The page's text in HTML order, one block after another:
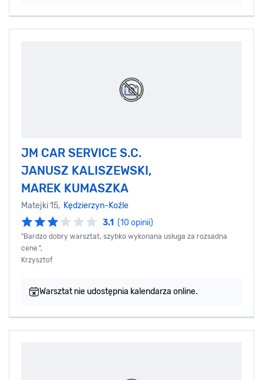
JM CAR SERVICE S.C.
JANUSZ KALISZEWSKI,
MAREK KUMASZKA
Matejki 15, Kędzierzyn-Koźle
3.1 (10 opinii)
"Bardzo dobry warsztat, szybko wykonana usługa za rozsadna
cene.",
Krzysztof
Warsztat nie udostępnia kalendarza online.